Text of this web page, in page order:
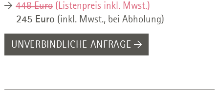
448 Euro(Listenpreis inkl. Mwst.)
245 Euro (inkl. Mwst., bei Abholung)
UNVERBINDLICHE ANFRAGE